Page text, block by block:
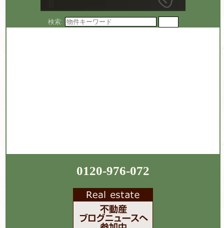
検索:
0120-976-072